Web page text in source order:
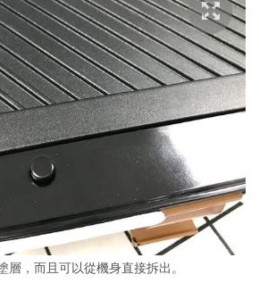
層，而且可以從機身直接拆出。